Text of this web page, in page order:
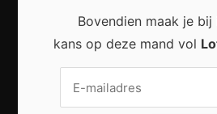
Duurzaam wonen zonder
Kleine stappen met
Bovendien maak je bij
kans op deze mand vol